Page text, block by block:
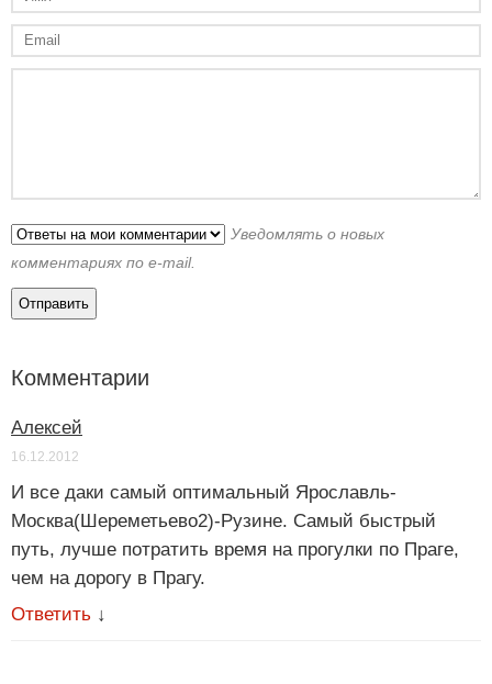
Уведомлять о новых
комментариях по e-mail.
Комментарии
Алексей
16.12.2012
И все даки самый оптимальный Ярославль-
Москва(Шереметьево2)-Рузине. Самый быстрый
путь, лучше потратить время на прогулки по Праге,
чем на дорогу в Прагу.
Ответить ↓